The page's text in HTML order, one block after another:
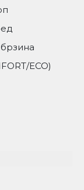
ECO)